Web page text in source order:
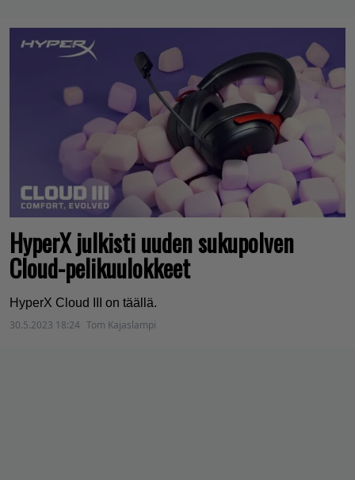
HyperX julkisti uuden sukupolven
Cloud-pelikuulokkeet
HyperX Cloud III on täällä.
30.5.2023 18:24 Tom Kajaslampi